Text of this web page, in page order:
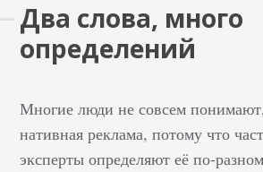
статье
мы
Два слова, много
определений
Многие люди не совсем
нативная реклама, потому что
эксперты определяют её по-